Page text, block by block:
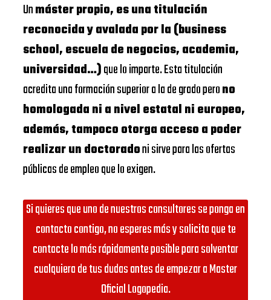
Unmáster propio, es una titulación
reconocida y avalada por la (business
school, escuela de negocios, academia,
universidad…)que lo imparte. Esta titulación
acredita una formación superior a la de grado perono
homologada ni a nivel estatal ni europeo,
además, tampoco otorga acceso a poder
realizar un doctoradoni sirve para las ofertas
públicas de empleo que lo exigen.
Si quieres que uno de nuestros consultores se ponga en
contacto contigo, no esperes más y solicita que te
contacte lo más rápidamente posible para solventar
cualquiera de tus dudas antes de empezar a Master
Oficial Logopedia.